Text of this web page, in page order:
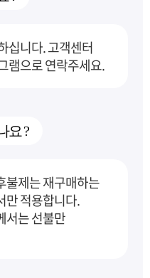
십니다. 고객센터
램으로 연락주세요.
요 ?
불제는 재구매하는
만 적용합니다.
서는 선불만